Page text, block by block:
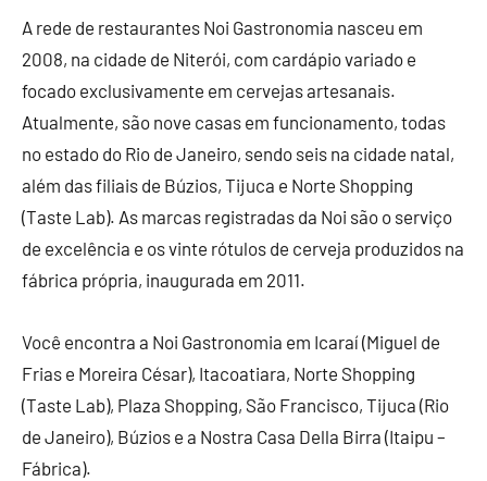
A rede de restaurantes Noi Gastronomia nasceu em
2008, na cidade de Niterói, com cardápio variado e
focado exclusivamente em cervejas artesanais.
Atualmente, são nove casas em funcionamento, todas
no estado do Rio de Janeiro, sendo seis na cidade natal,
além das filiais de Búzios, Tijuca e Norte Shopping
(Taste Lab). As marcas registradas da Noi são o serviço
de excelência e os vinte rótulos de cerveja produzidos na
fábrica própria, inaugurada em 2011.
Você encontra a Noi Gastronomia em Icaraí (Miguel de
Frias e Moreira César), Itacoatiara, Norte Shopping
(Taste Lab), Plaza Shopping, São Francisco, Tijuca (Rio
de Janeiro), Búzios e a Nostra Casa Della Birra (Itaipu –
Fábrica).